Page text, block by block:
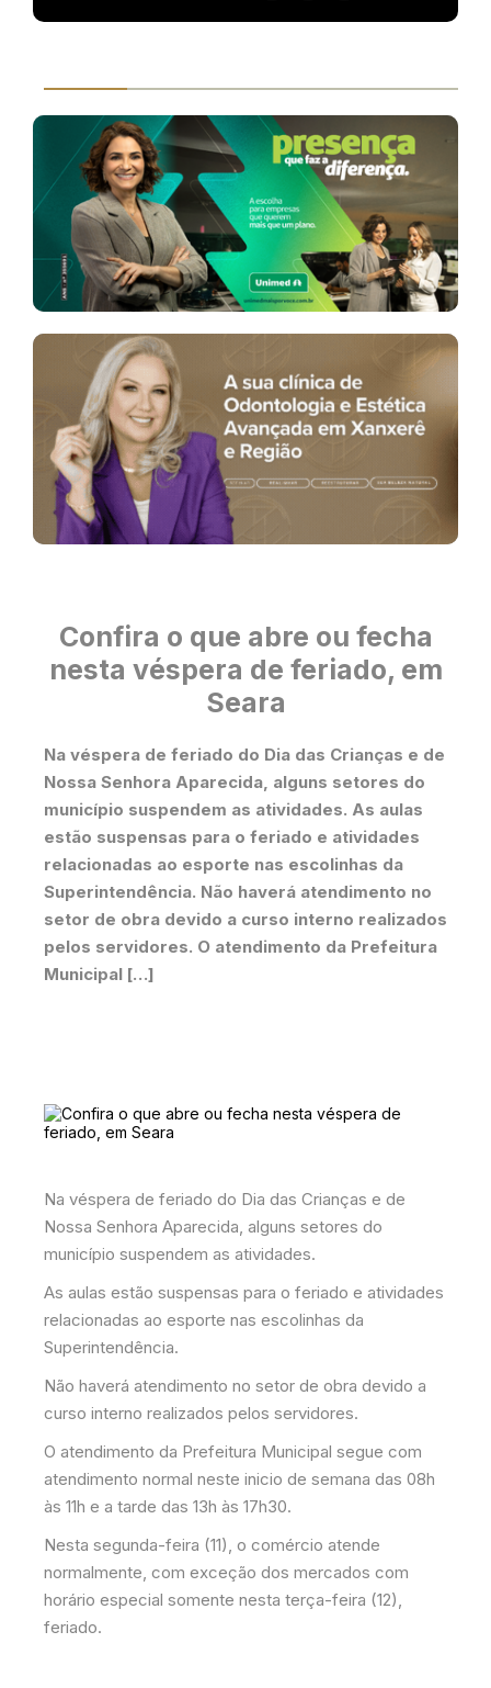
Confira o que abre ou fecha
nesta véspera de feriado, em
Seara
Na véspera de feriado do Dia das Crianças e de
Nossa Senhora Aparecida, alguns setores do
município suspendem as atividades. As aulas
estão suspensas para o feriado e atividades
relacionadas ao esporte nas escolinhas da
Superintendência. Não haverá atendimento no
setor de obra devido a curso interno realizados
pelos servidores. O atendimento da Prefeitura
Municipal […]
Na véspera de feriado do Dia das Crianças e de
Nossa Senhora Aparecida, alguns setores do
município suspendem as atividades.
As aulas estão suspensas para o feriado e atividades
relacionadas ao esporte nas escolinhas da
Superintendência.
Não haverá atendimento no setor de obra devido a
curso interno realizados pelos servidores.
O atendimento da Prefeitura Municipal segue com
atendimento normal neste inicio de semana das 08h
às 11h e a tarde das 13h às 17h30.
Nesta segunda-feira (11), o comércio atende
normalmente, com exceção dos mercados com
horário especial somente nesta terça-feira (12),
feriado.